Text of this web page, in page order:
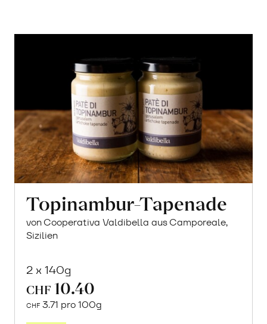
Topinambur-Tapenade
von Cooperativa Valdibella aus Camporeale,
Sizilien
2 x 140g
CHF 10.40
CHF 3.71 pro 100g